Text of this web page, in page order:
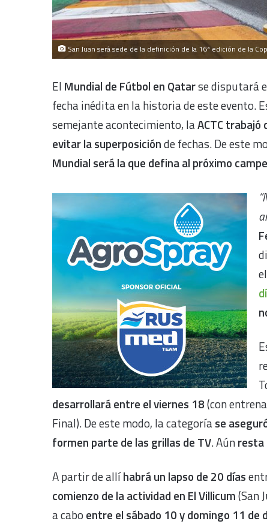
San Juan será sede de la definición de la 16ª edición de la
El Mundial de Fútbol en Qatarse disputará
fecha inédita en la historia de este evento.
semejante acontecimiento, laACTC
evitar la superposiciónde fechas. De este
Mundial será la que defina al próximo
desarrollará entre el viernes 18(con
Final). De este modo, la categoríase
formen parte de las grillas de TV. Aúnresta
A partir de allíhabrá un lapso de 20 días
comienzo de la actividad en El Villicum(San
a cabo entre el sábado 10 y domingo 11 de